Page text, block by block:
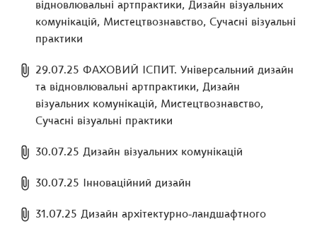
відновлювальні артпрактики, Дизайн візуальних
комунікацій, Мистецтвознавство, Сучасні візуальні
практики
29.07.25 ФАХОВИЙ ІСПИТ. Універсальний дизайн
та відновлювальні артпрактики, Дизайн
візуальних комунікацій, Мистецтвознавство,
Сучасні візуальні практики
30.07.25 Дизайн візуальних комунікацій
30.07.25 Інноваційний дизайн
31.07.25 Дизайн архітектурно-ландшафтного